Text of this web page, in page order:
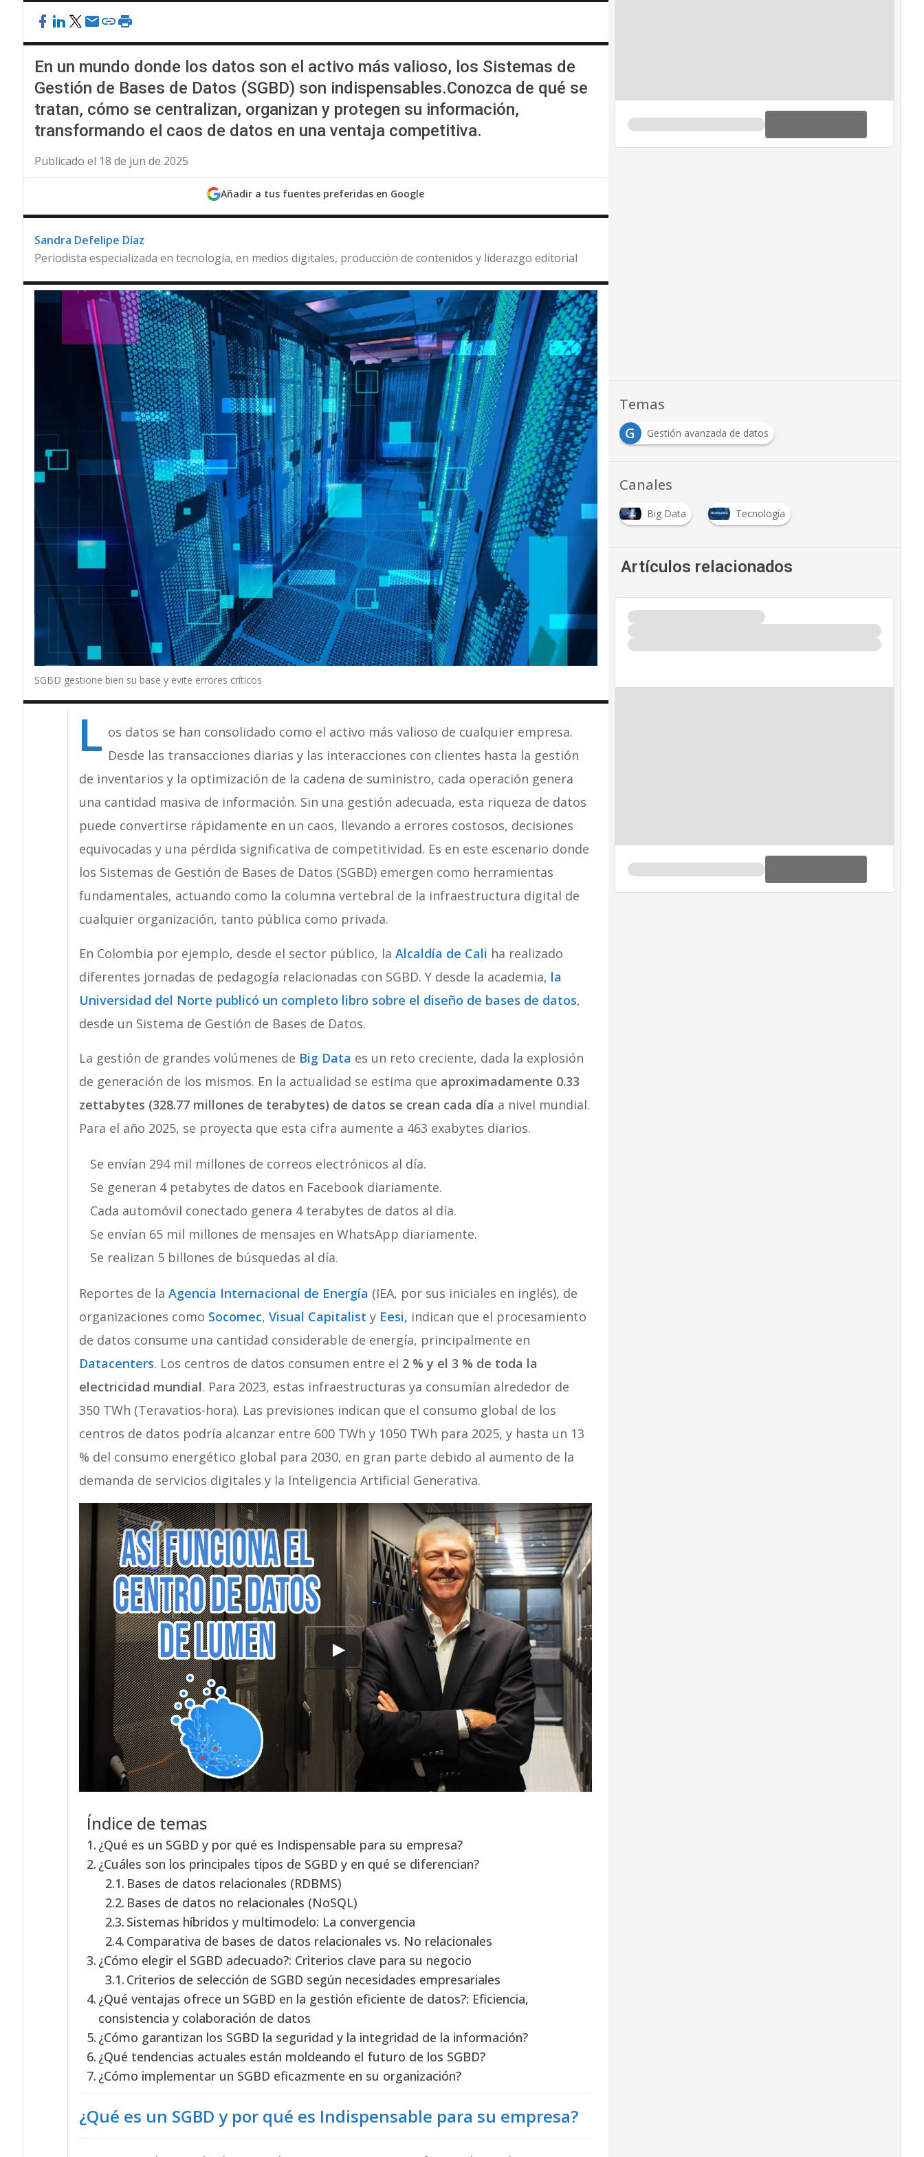
En un mundo donde los datos son el activo más valioso, los Sistemas de
Gestión de Bases de Datos (SGBD) son indispensables.Conozca de qué se
tratan, cómo se centralizan, organizan y protegen su información,
transformando el caos de datos en una ventaja competitiva.
Publicado el 18 de jun de 2025
Añadir a tus fuentes preferidas en Google
Sandra Defelipe Díaz
Periodista especializada en tecnología, en medios digitales, producción de contenidos y liderazgo editorial
SGBD gestione bien su base y evite errores críticos
L os datos se han consolidado como el activo más valioso de cualquier empresa.
Desde las transacciones diarias y las interacciones con clientes hasta la gestión
de inventarios y la optimización de la cadena de suministro, cada operación genera
una cantidad masiva de información. Sin una gestión adecuada, esta riqueza de datos
puede convertirse rápidamente en un caos, llevando a errores costosos, decisiones
equivocadas y una pérdida significativa de competitividad. Es en este escenario donde
los Sistemas de Gestión de Bases de Datos (SGBD) emergen como herramientas
fundamentales, actuando como la columna vertebral de la infraestructura digital de
cualquier organización, tanto pública como privada.
En Colombia por ejemplo, desde el sector público, la Alcaldía de Cali ha realizado
diferentes jornadas de pedagogía relacionadas con SGBD. Y desde la academia, la
Universidad del Norte publicó un completo libro sobre el diseño de bases de datos,
desde un Sistema de Gestión de Bases de Datos.
La gestión de grandes volúmenes de Big Data es un reto creciente, dada la explosión
de generación de los mismos. En la actualidad se estima que aproximadamente 0.33
zettabytes (328.77 millones de terabytes) de datos se crean cada día a nivel mundial.
Para el año 2025, se proyecta que esta cifra aumente a 463 exabytes diarios.
Se envían 294 mil millones de correos electrónicos al día.
Se generan 4 petabytes de datos en Facebook diariamente.
Cada automóvil conectado genera 4 terabytes de datos al día.
Se envían 65 mil millones de mensajes en WhatsApp diariamente.
Se realizan 5 billones de búsquedas al día.
Reportes de la Agencia Internacional de Energía (IEA, por sus iniciales en inglés), de
organizaciones como Socomec, Visual Capitalist y Eesi, indican que el procesamiento
de datos consume una cantidad considerable de energía, principalmente en
Datacenters. Los centros de datos consumen entre el 2 % y el 3 % de toda la
electricidad mundial. Para 2023, estas infraestructuras ya consumían alrededor de
350 TWh (Teravatios-hora). Las previsiones indican que el consumo global de los
centros de datos podría alcanzar entre 600 TWh y 1050 TWh para 2025, y hasta un 13
% del consumo energético global para 2030, en gran parte debido al aumento de la
demanda de servicios digitales y la Inteligencia Artificial Generativa.
Índice de temas
¿Qué es un SGBD y por qué es Indispensable para su empresa?
¿Cuáles son los principales tipos de SGBD y en qué se diferencian?
Bases de datos relacionales (RDBMS)
Bases de datos no relacionales (NoSQL)
Sistemas híbridos y multimodelo: La convergencia
Comparativa de bases de datos relacionales vs. No relacionales
¿Cómo elegir el SGBD adecuado?: Criterios clave para su negocio
Criterios de selección de SGBD según necesidades empresariales
¿Qué ventajas ofrece un SGBD en la gestión eficiente de datos?: Eficiencia,
consistencia y colaboración de datos
¿Cómo garantizan los SGBD la seguridad y la integridad de la información?
¿Qué tendencias actuales están moldeando el futuro de los SGBD?
¿Cómo implementar un SGBD eficazmente en su organización?
¿Qué es un SGBD y por qué es Indispensable para su empresa?
Temas
G
Gestión avanzada de datos
Canales
Big Data Tecnología
Artículos relacionados